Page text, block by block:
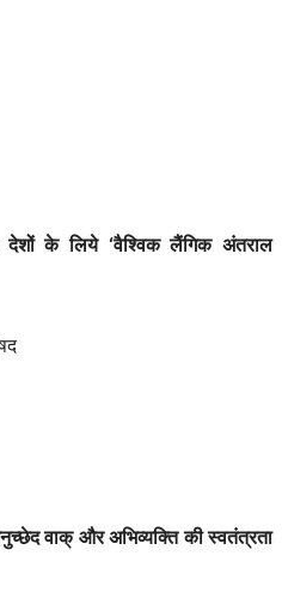
के लिये ‘वैश्विक लैंगिक अंतराल
वाक् और अभिव्यक्ति की स्वतंत्रता